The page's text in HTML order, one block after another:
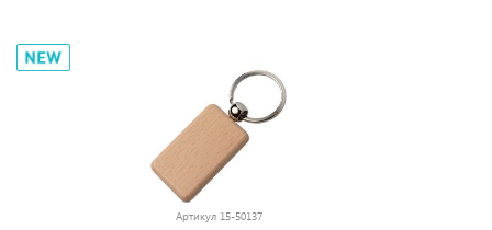
Артикул 15-50137